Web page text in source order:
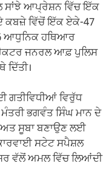
ਸਾਂਝੇ ਆਪ੍ਰੇਸ਼ਨ ਵਿੱਚ ਇੱਕ
ਕਬਜ਼ੇ ਵਿੱਚੋਂ ਇੱਕ ਏਕੇ-47
ਆਧੁਨਿਕ ਹਥਿਆਰ
ਜਨਰਲ ਆਫ਼ ਪੁਲਿਸ
ਗਤੀਵਿਧੀਆਂ ਵਿਰੁੱਧ
ਭਗਵੰਤ ਸਿੰਘ ਮਾਨ ਦੇ
ਸੂਬਾ ਬਣਾਉਣ ਲਈ
ਸਟੇਟ ਸਪੈਸ਼ਲ
ਵੱਲੋਂ ਅਮਲ ਵਿੱਚ ਲਿਆਂਦੀ